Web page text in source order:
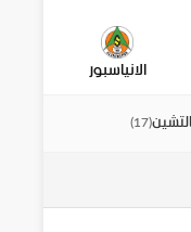
الانياسبور
(
17
)